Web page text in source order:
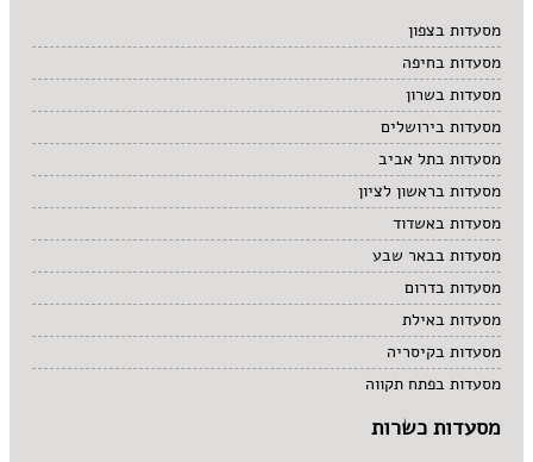
מרקים
מתוקים
סיני
סנדוויץ' בר
פאב
מסעדות בצפון
מסעדות בחיפה
מסעדות בשרון
מסעדות בירושלים
מסעדות בתל אביב
מסעדות בראשון לציון
מסעדות באשדוד
מסעדות בבאר שבע
מסעדות בדרום
מסעדות באילת
מסעדות בקיסריה
מסעדות בפתח תקווה
מסעדות כשרות